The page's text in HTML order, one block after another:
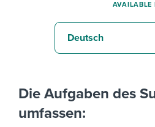
Die Aufgaben des
umfassen:
AVAILABLE
Deutsch